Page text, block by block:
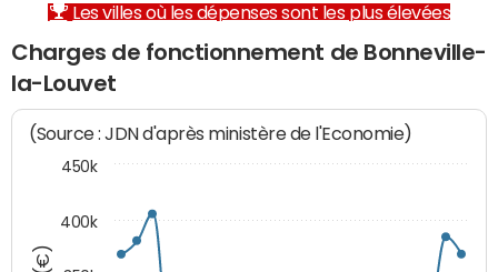
Les villes où les dépenses sont les plus élevées
Charges de fonctionnement de Bonneville-
la-Louvet
(Source : JDN d'après ministère de l'Economie)
400k
450k